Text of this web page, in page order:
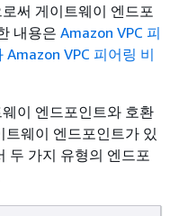
써 게이트웨이 엔드포
내용은 Amazon VPC 피
VPC 피어링 비
이 엔드포인트와 호환
트웨이 엔드포인트가 있
두 가지 유형의 엔드포